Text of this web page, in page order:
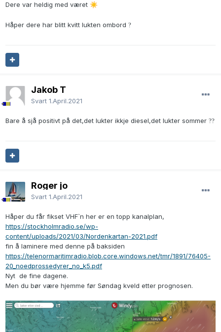
Dere var heldig med været ☀️
Håper dere har blitt kvitt lukten ombord ?
Jakob T
Svart 1.April.2021
Bare å sjå positivt på det,det lukter ikkje diesel,det lukter sommer ??
Roger jo
Svart 1.April.2021
Håper du får fikset VHF`n her er en topp kanalplan,
https://stockholmradio.se/wp-
content/uploads/2021/03/Nordenkartan-2021.pdf
fin å laminere med denne på baksiden
https://telenormaritimradio.blob.core.windows.net/tmr/1891/76405-
20_noedprossedyrer_no_k5.pdf
Nyt de fine dagene.
Men du bør være hjemme før Søndag kveld etter prognosen.